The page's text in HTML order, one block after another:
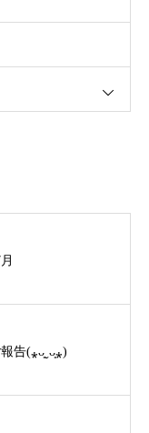
告(⁎ᴗ͈ˬᴗ͈⁎)